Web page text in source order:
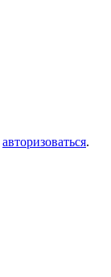
авторизоваться.